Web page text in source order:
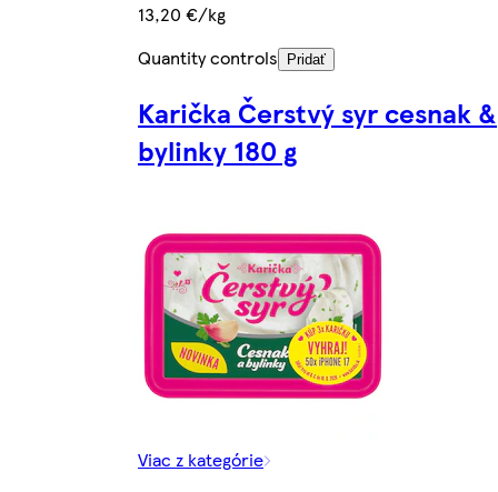
13,20 €/kg
Quantity controls
Pridať
Karička Čerstvý syr cesnak &
bylinky 180 g
Viac z kategórie